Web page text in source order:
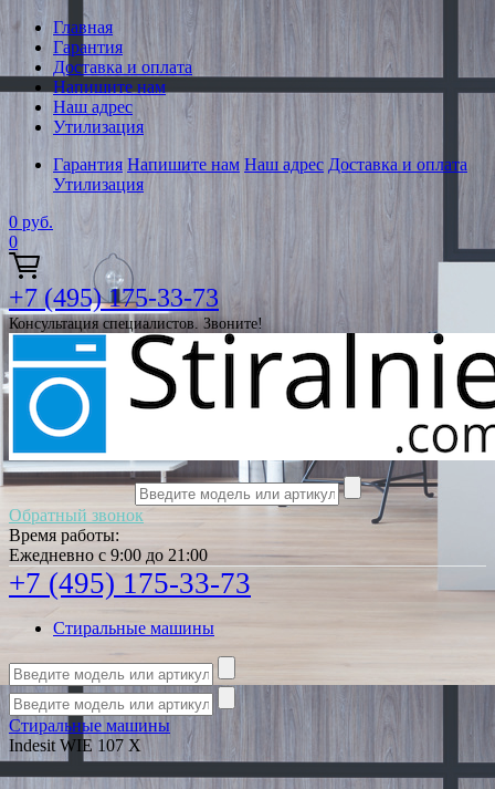
Главная
Гарантия
Доставка и оплата
Напишите нам
Наш адрес
Утилизация
Гарантия Напишите нам Наш адрес Доставка и оплата
Утилизация
0 руб.
0
+7 (495) 175-33-73
Консультация специалистов. Звоните!
Обратный звонок
Время работы:
Ежедневно с 9:00 до 21:00
+7 (495) 175-33-73
Стиральные машины
Стиральные машины
Indesit WIE 107 X